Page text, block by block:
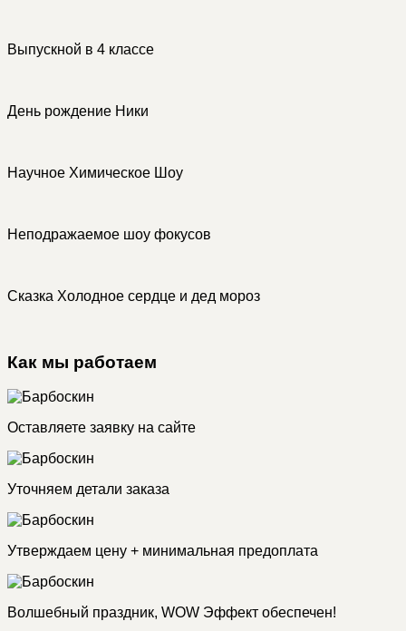
Выпускной в 4 классе
День рождение Ники
Научное Химическое Шоу
Неподражаемое шоу фокусов
Сказка Холодное сердце и дед мороз
Как мы работаем
Оставляете заявку на сайте
Уточняем детали заказа
Утверждаем цену + минимальная предоплата
Волшебный праздник, WOW Эффект обеспечен!